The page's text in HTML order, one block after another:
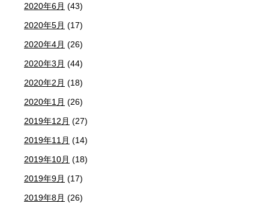
2020年6月 (43)
2020年5月 (17)
2020年4月 (26)
2020年3月 (44)
2020年2月 (18)
2020年1月 (26)
2019年12月 (27)
2019年11月 (14)
2019年10月 (18)
2019年9月 (17)
2019年8月 (26)